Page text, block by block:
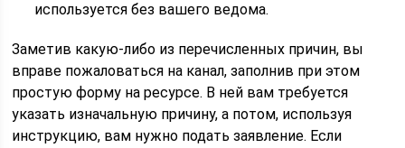
используется без вашего ведома.
Заметив какую-либо из перечисленных причин, вы
вправе пожаловаться на канал, заполнив при этом
простую форму на ресурсе. В ней вам требуется
указать изначальную причину, а потом, используя
инструкцию, вам нужно подать заявление. Если